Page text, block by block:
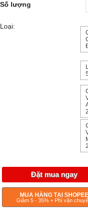
Số lượng
Loại:
Đặt mua ngay
MUA HÀNG TẠI SHOPEE
Giảm 5 - 35% + Phí vận